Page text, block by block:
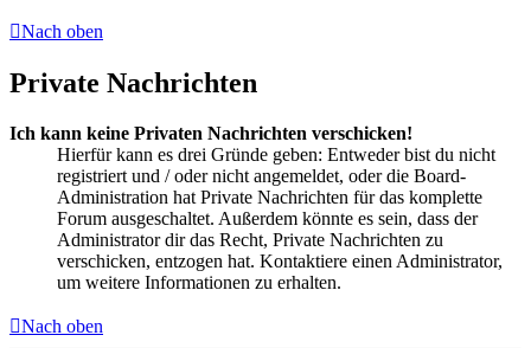
Nach oben
Private Nachrichten
Ich kann keine Privaten Nachrichten verschicken!
Hierfür kann es drei Gründe geben: Entweder bist du nicht
registriert und / oder nicht angemeldet, oder die Board-
Administration hat Private Nachrichten für das komplette
Forum ausgeschaltet. Außerdem könnte es sein, dass der
Administrator dir das Recht, Private Nachrichten zu
verschicken, entzogen hat. Kontaktiere einen Administrator,
um weitere Informationen zu erhalten.
Nach oben